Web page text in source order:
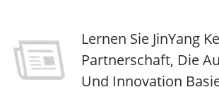
Lernen Sie JinYang
Partnerschaft, Die
Und Innovation